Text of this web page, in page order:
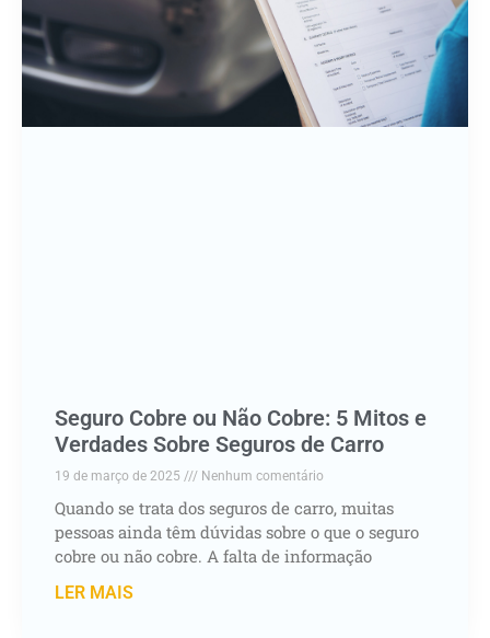
Seguro Cobre ou Não Cobre: 5 Mitos e
Verdades Sobre Seguros de Carro
19 de março de 2025 Nenhum comentário
Quando se trata dos seguros de carro, muitas
pessoas ainda têm dúvidas sobre o que o seguro
cobre ou não cobre. A falta de informação
LER MAIS